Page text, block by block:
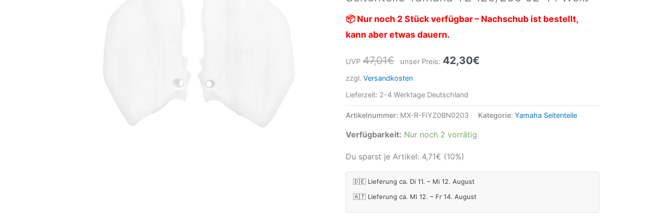
📦 Nur noch 2 Stück verfügbar – Nachschub ist bestellt,
kann aber etwas dauern.
UVP 47,01€ unser Preis: 42,30€
zzgl. Versandkosten
Lieferzeit: 2-4 Werktage Deutschland
Artikelnummer: MX-R-FIYZ0BN0203 Kategorie: Yamaha Seitenteile
Verfügbarkeit: Nur noch 2 vorrätig
Du sparst je Artikel: 4,71€ (10%)
🇩🇪 Lieferung ca. Di 11. – Mi 12. August
🇦🇹 Lieferung ca. Mi 12. – Fr 14. August
weiß
Menge